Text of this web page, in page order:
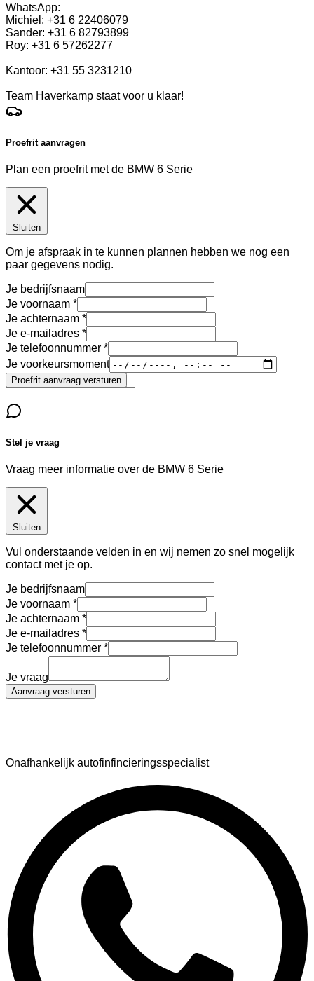
WhatsApp:
Michiel: +31 6 22406079
Sander: +31 6 82793899
Roy: +31 6 57262277
Kantoor: +31 55 3231210
Team Haverkamp staat voor u klaar!
Proefrit aanvragen
Plan een proefrit met de BMW 6 Serie
Sluiten
Om je afspraak in te kunnen plannen hebben we nog een
paar gegevens nodig.
Je bedrijfsnaam
Je voornaam
Je achternaam
Je e-mailadres
Je telefoonnummer
Je voorkeursmoment
Proefrit aanvraag versturen
Stel je vraag
Vraag meer informatie over de BMW 6 Serie
Sluiten
Vul onderstaande velden in en wij nemen zo snel mogelijk
contact met je op.
Je bedrijfsnaam
Je voornaam
Je achternaam
Je e-mailadres
Je telefoonnummer
Je vraag
Aanvraag versturen
Onafhankelijk autofinfincieringsspecialist